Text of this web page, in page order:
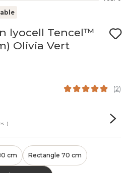
lyocell Tencel™
Olivia Vert
(2)
( + 6 couleurs disponibles )
cm Rectangle 70 cm